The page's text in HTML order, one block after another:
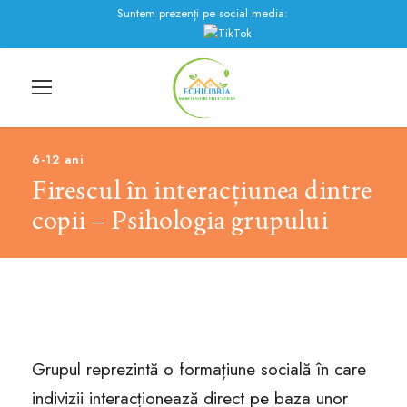
Suntem prezenți pe social media:
6-12 ani
Firescul în interacțiunea dintre
copii – Psihologia grupului
Grupul reprezintă o formațiune socială în care
indivizii interacționează direct pe baza unor